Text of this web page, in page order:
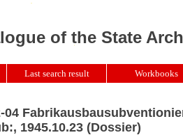
04
1945.10.23 (Dossier)
of the State
Last search result Workbooks